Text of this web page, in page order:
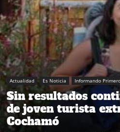
Actualidad Es Noticia Informando
Sin resultados
de joven turista
Cochamó